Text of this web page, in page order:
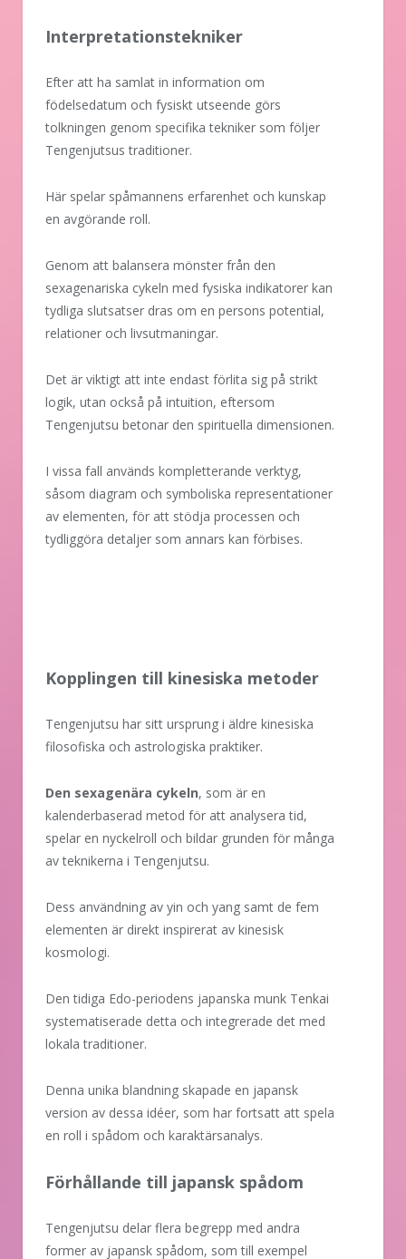
Interpretationstekniker
Efter att ha samlat in information om
födelsedatum och fysiskt utseende görs
tolkningen genom specifika tekniker som följer
Tengenjutsus traditioner.
Här spelar spåmannens erfarenhet och kunskap
en avgörande roll.
Genom att balansera mönster från den
sexagenariska cykeln med fysiska indikatorer kan
tydliga slutsatser dras om en persons potential,
relationer och livsutmaningar.
Det är viktigt att inte endast förlita sig på strikt
logik, utan också på intuition, eftersom
Tengenjutsu betonar den spirituella dimensionen.
I vissa fall används kompletterande verktyg,
såsom diagram och symboliska representationer
av elementen, för att stödja processen och
tydliggöra detaljer som annars kan förbises.
Kopplingen till kinesiska metoder
Tengenjutsu har sitt ursprung i äldre kinesiska
filosofiska och astrologiska praktiker.
Den sexagenära cykeln, som är en
kalenderbaserad metod för att analysera tid,
spelar en nyckelroll och bildar grunden för många
av teknikerna i Tengenjutsu.
Dess användning av yin och yang samt de fem
elementen är direkt inspirerat av kinesisk
kosmologi.
Den tidiga Edo-periodens japanska munk Tenkai
systematiserade detta och integrerade det med
lokala traditioner.
Denna unika blandning skapade en japansk
version av dessa idéer, som har fortsatt att spela
en roll i spådom och karaktärsanalys.
Förhållande till japansk spådom
Tengenjutsu delar flera begrepp med andra
former av japansk spådom, som till exempel